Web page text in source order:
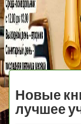
МБУ
Новые
лучшее